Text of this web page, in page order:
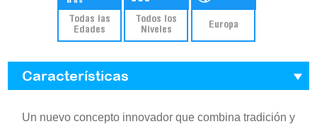
Todas las
Edades
Todos los
Niveles
Europa
Características
Un nuevo concepto innovador que combina tradición y